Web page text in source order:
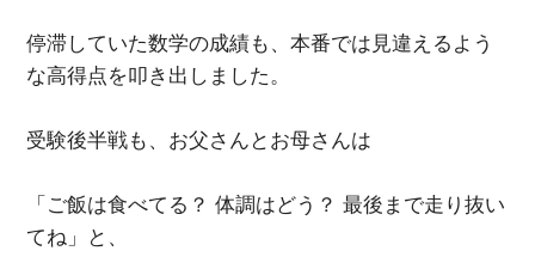
停滞していた数学の成績も、本番では見違えるよう
な高得点を叩き出しました。
受験後半戦も、お父さんとお母さんは
「ご飯は食べてる？ 体調はどう？ 最後まで走り抜い
てね」と、